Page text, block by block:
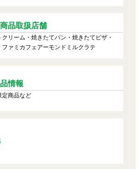
品取扱店舗
クリーム・焼きたてパン・焼きたてピザ・
ファミカフェアーモンドミルクラテ
情報
定商品など